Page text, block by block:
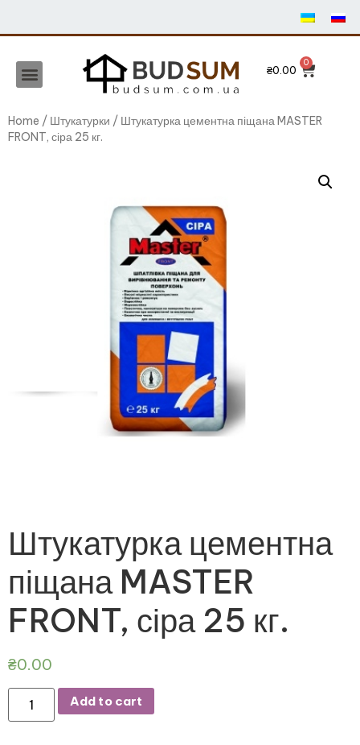
₴0.00
Home / Штукатурки / Штукатурка цементна піщана MASTER
FRONT, сіра 25 кг.
Штукатурка цементна
піщана MASTER
FRONT, сіра 25 кг.
₴0.00
Add to cart